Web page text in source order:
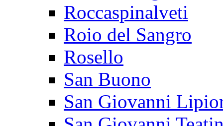
Roccaspinalveti
Roio del Sangro
Rosello
San Buono
San Giovanni